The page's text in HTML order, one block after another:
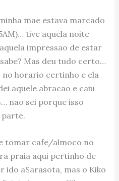
mae estava marcado
tive aquela noite
impressao de estar
Mas deu tudo certo…
horario certinho e ela
aquele abracao e caiu
nao sei porque isso
parte.
tomar cafe/almoco no
praia aqui pertinho de
aSarasota, mas o Kiko